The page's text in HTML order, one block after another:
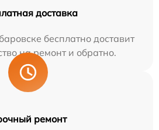
доставка
бесплатно доставит
на ремонт и обратно.
ремонт